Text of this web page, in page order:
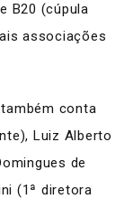
B20 (cúpula
associações
conta
Luiz Alberto
de
(1ª diretora